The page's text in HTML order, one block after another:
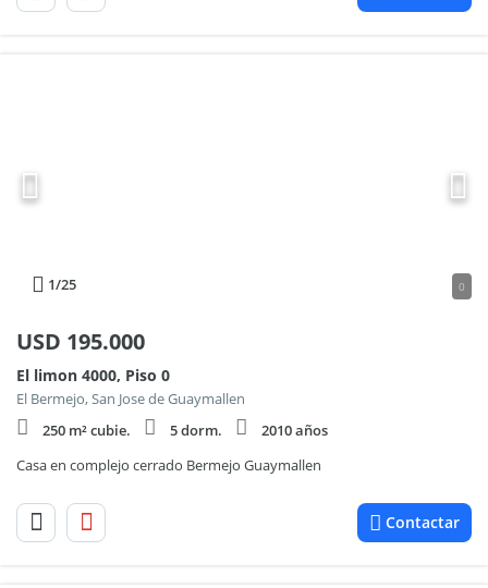
1/25 0
USD 195.000
El limon 4000, Piso 0
El Bermejo, San Jose de Guaymallen
250 m² cubie.
5 dorm.
2010 años
Casa en complejo cerrado Bermejo Guaymallen
Contactar